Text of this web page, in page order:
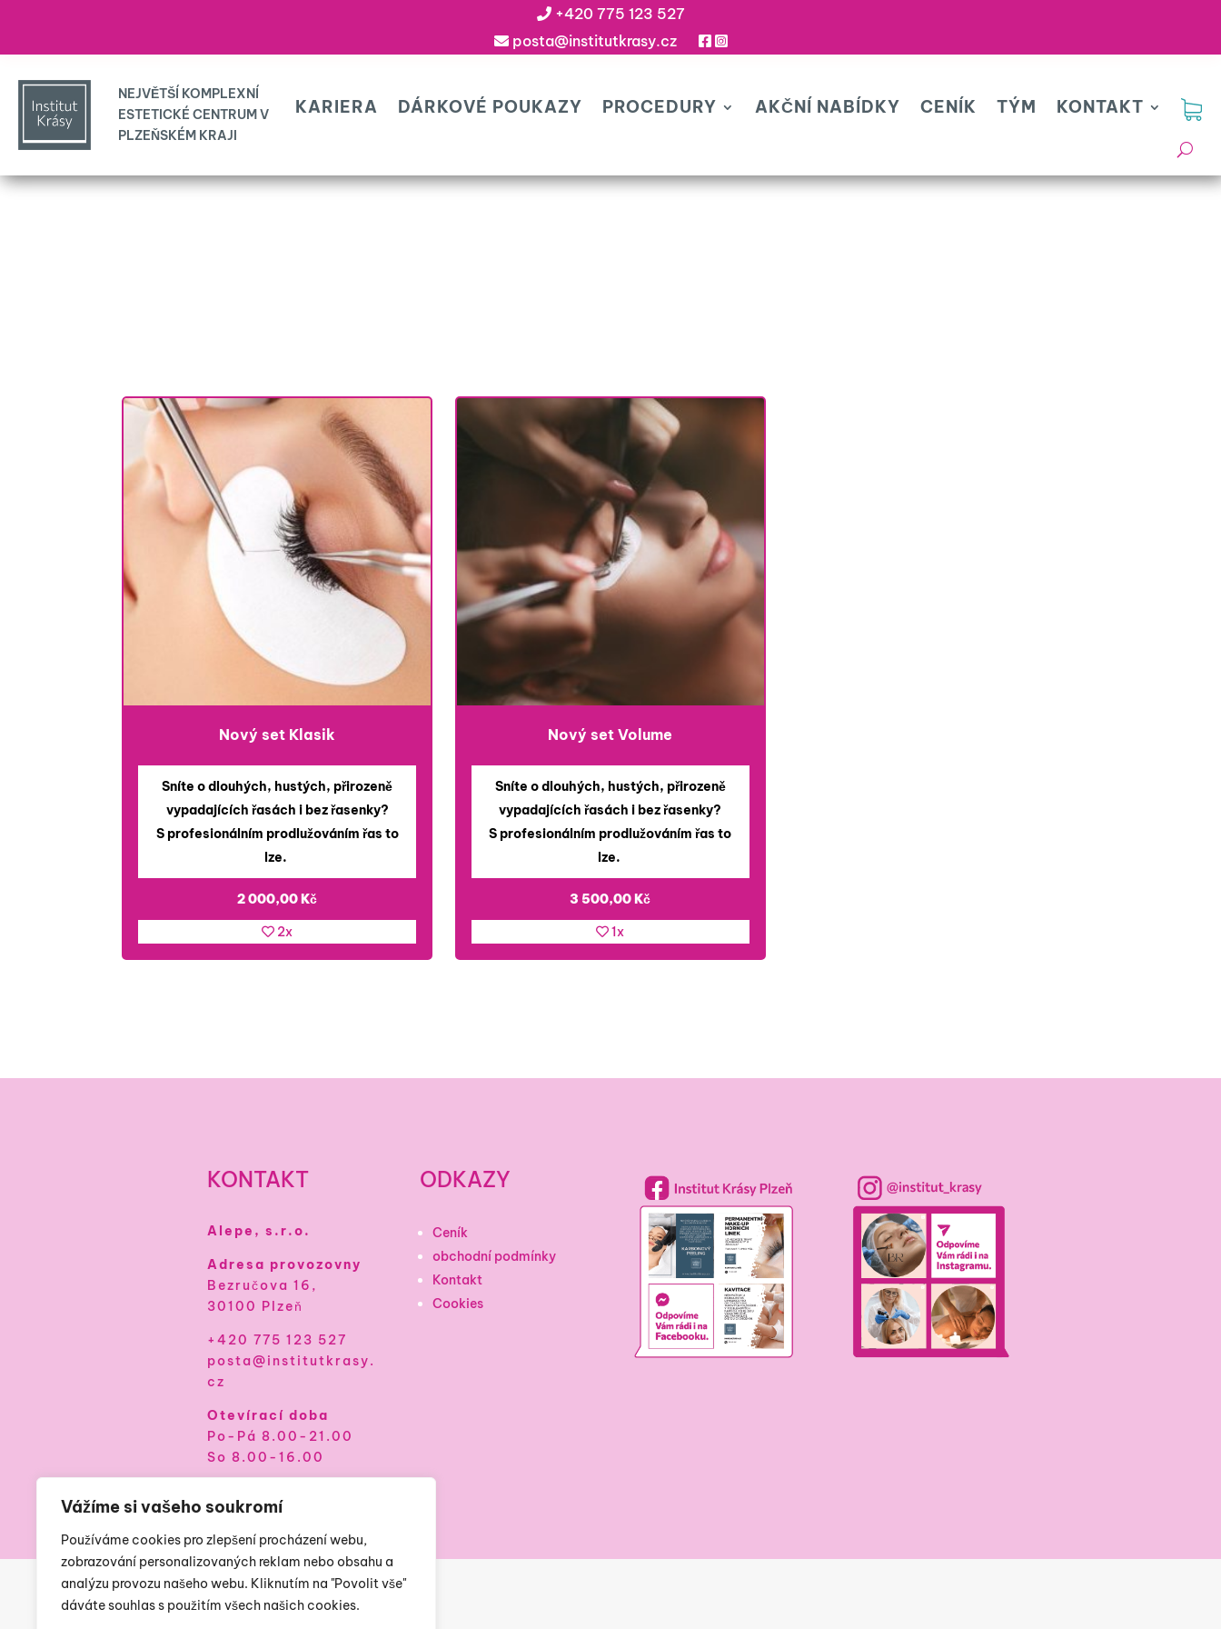
Vážíme si vašeho soukromí
Používáme cookies pro zlepšení procházení webu,
zobrazování personalizovaných reklam nebo obsahu a
analýzu provozu našeho webu. Kliknutím na "Povolit vše"
dáváte souhlas s použitím všech našich cookies.
+420 775 123 527
posta@institutkrasy.cz
KARIERA DÁRKOVÉ POUKAZY PROCEDURY AKČNÍ NABÍDKY CENÍK TÝM KONTAKT
Nový set Klasik
Sníte o dlouhých, hustých, přirozeně
vypadajících řasách i bez řasenky?
S profesionálním prodlužováním řas to
lze.
2 000,00Kč
2x
Nový set Volume
Sníte o dlouhých, hustých, přirozeně
vypadajících řasách i bez řasenky?
S profesionálním prodlužováním řas to
lze.
3 500,00Kč
1x
KONTAKT
Alepe, s.r.o.
Adresa provozovny
Bezručova 16,
30100 Plzeň
+420 775 123 527
posta@institutkrasy.
cz
Otevírací doba
Po-Pá 8.00-21.00
So 8.00-16.00
ODKAZY
Ceník
obchodní podmínky
Kontakt
Cookies